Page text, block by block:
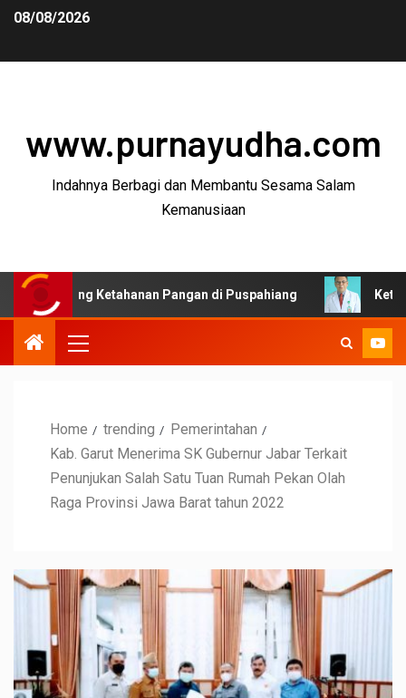
08/08/2026
www.purnayudha.com
Indahnya Berbagi dan Membantu Sesama Salam
Kemanusiaan
Ketahanan Pangan di Puspahiang Ketua MKEK
Home trending
Pemerintahan
Kab. Garut Menerima SK Gubernur Jabar Terkait
Penunjukan Salah Satu Tuan Rumah Pekan Olah
Raga Provinsi Jawa Barat tahun 2022